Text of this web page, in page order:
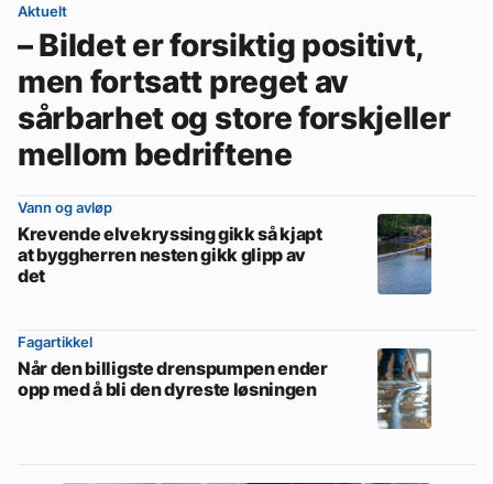
Aktuelt
– Bildet er forsiktig positivt,
men fortsatt preget av
sårbarhet og store forskjeller
mellom bedriftene
Vann og avløp
Krevende elvekryssing gikk så kjapt
at byggherren nesten gikk glipp av
det
Fagartikkel
Når den billigste drenspumpen ender
opp med å bli den dyreste løsningen